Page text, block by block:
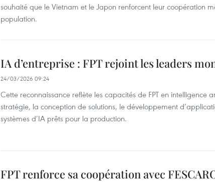
souhaité que le Vietnam et le Japon renforcent leur coopération
population.
IA d’entreprise : FPT rejoint les leaders
24/03/2026 09:24
Cette reconnaissance reflète les capacités de FPT en intelligence
stratégie, la conception de solutions, le développement
systèmes d’IA prêts pour la production.
FPT renforce sa coopération avec